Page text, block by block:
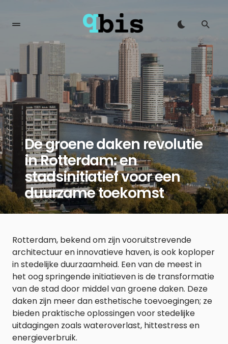
De groene daken revolutie
in Rotterdam: en
stadsinitiatief voor een
duurzame toekomst
Rotterdam, bekend om zijn vooruitstrevende
architectuur en innovatieve haven, is ook koploper
in stedelijke duurzaamheid. Een van de meest in
het oog springende initiatieven is de transformatie
van de stad door middel van groene daken. Deze
daken zijn meer dan esthetische toevoegingen; ze
bieden praktische oplossingen voor stedelijke
uitdagingen zoals wateroverlast, hittestress en
energieverbruik.